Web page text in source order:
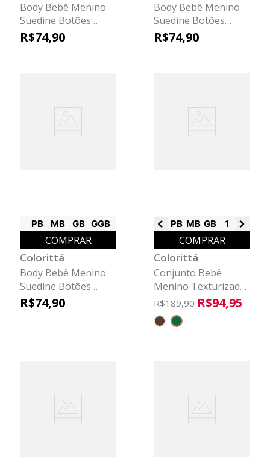
Body Bebê Menino
Suedine Botões
Colorittá Marrom
R$74,90
Body Bebê Menino
Suedine Botões
Colorittá Azul
R$74,90
PB MB GB GGB
COMPRAR
Colorittá
Body Bebê Menino
Suedine Botões
Colorittá Bege
R$74,90
PB MB GB 1 2
COMPRAR
Colorittá
Conjunto Bebê
Menino Texturizado
Capuz Colorittá
Verde
R$189,90 R$94,95